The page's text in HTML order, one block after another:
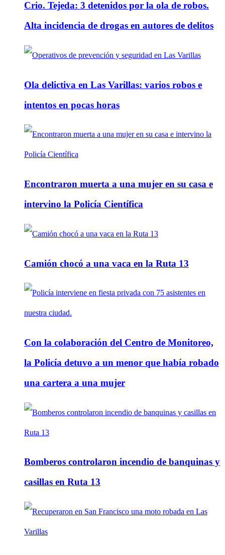
Crio. Tejeda: 3 detenidos por la ola de robos.
Alta incidencia de drogas en autores de delitos
Ola delictiva en Las Varillas: varios robos e
intentos en pocas horas
Encontraron muerta a una mujer en su casa e
intervino la Policía Científica
Camión chocó a una vaca en la Ruta 13
Con la colaboración del Centro de Monitoreo,
la Policía detuvo a un menor que había robado
una cartera a una mujer
Bomberos controlaron incendio de banquinas y
casillas en Ruta 13